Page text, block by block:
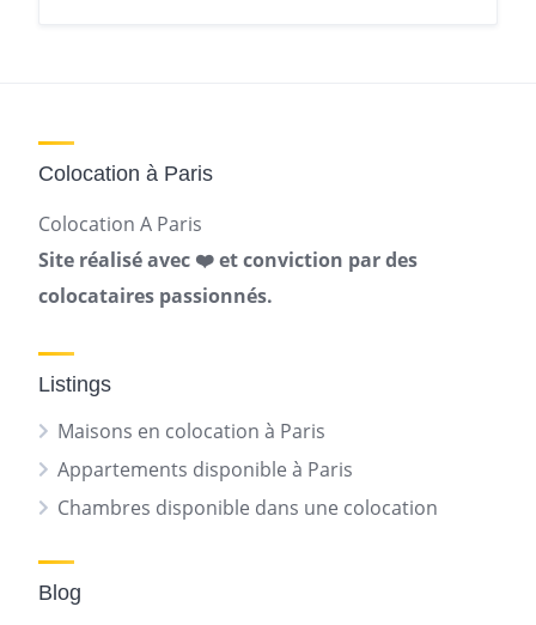
Colocation à Paris
Colocation A Paris
Site réalisé avec ❤️ et conviction par des
colocataires passionnés.
Listings
Maisons en colocation à Paris
Appartements disponible à Paris
Chambres disponible dans une colocation
Blog